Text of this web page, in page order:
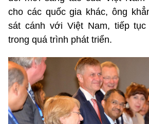
cho các quốc gia khác, ông
sát cánh với Việt Nam, tiếp
trong quá trình phát triển.